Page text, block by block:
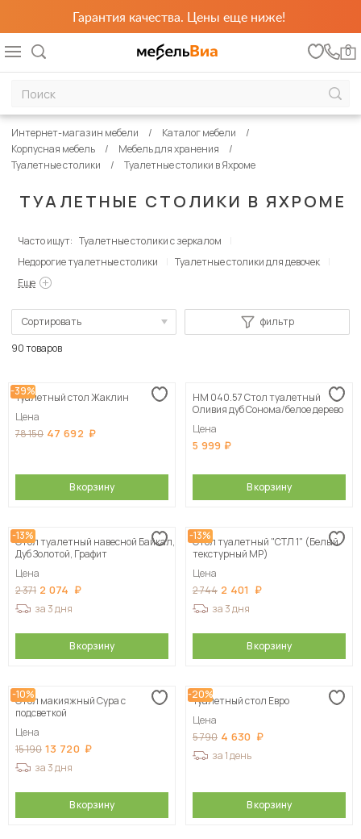
Гарантия качества. Цены еще ниже!
0
ТУАЛЕТНЫЕ СТОЛИКИ В ЯХРОМЕ
Интернет-магазин мебели
Каталог мебели
Корпусная мебель
Мебель для хранения
Туалетные столики
Туалетные столики в Яхроме
Часто ищут: Туалетные столики с зеркалом
Недорогие туалетные столики
Туалетные столики для девочек
Еще
Сортировать
Сначала дорогие
фильтр
90 товаров
-39%
Туалетный стол Жаклин
Цена
78 150 47 692
В корзину
НМ 040.57 Стол туалетный
Оливия дуб Сонома/белое дерево
Цена
5 999
В корзину
-13%
Стол туалетный навесной Байкал,
Дуб Золотой, Графит
Цена
2 371 2 074
за 3 дня
В корзину
-13%
Стол туалетный "СТЛ 1" (Белый
текстурный МР)
Цена
2 744 2 401
за 3 дня
В корзину
-10%
Стол макияжный Сура с
подсветкой
Цена
15 190 13 720
за 3 дня
В корзину
-20%
Туалетный стол Евро
Цена
5 790 4 630
за 1 день
В корзину